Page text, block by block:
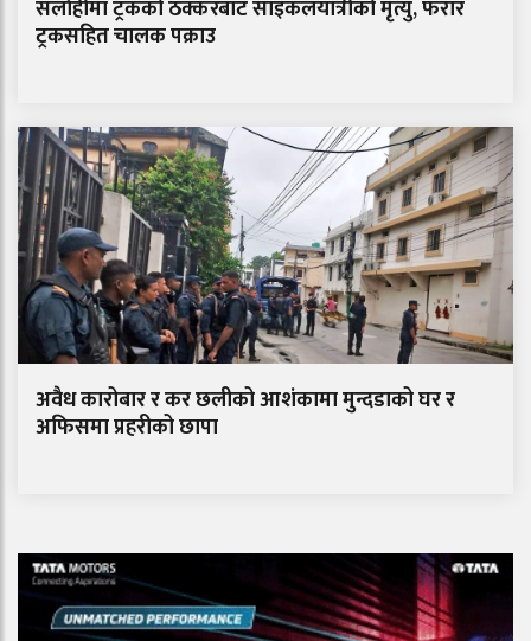
सर्लाहीमा ट्रकको ठक्करबाट साइकलयात्रीको मृत्यु, फरार
ट्रकसहित चालक पक्राउ
अवैध कारोबार र कर छलीको आशंकामा मुन्दडाको घर र
अफिसमा प्रहरीको छापा